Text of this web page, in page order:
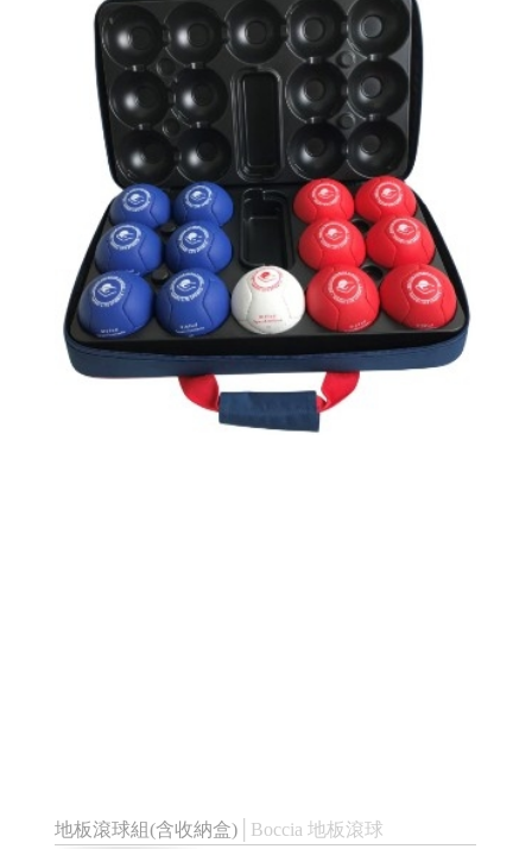
地板滾球組(含收納盒)│Boccia 地板滾球